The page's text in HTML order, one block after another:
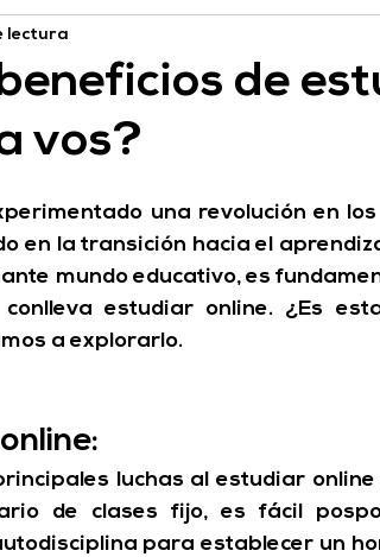
Ingeniería
Mecánica y Mecanismos
de
vos?
lectura
una revolución en
en la transición hacia el
mundo educativo, es
estudiar online. ¿Es
a explorarlo.
luchas al estudiar
para establecer un